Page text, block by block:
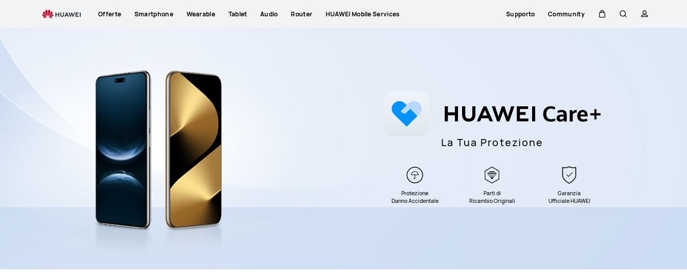
Offerte Smartphone Wearable Tablet Audio Router HUAWEI Mobile Services Supporto Community
La Tua Protezione
Protezione
Danno Accidentale
Parti di
Ricambio Originali
Garanzia
Ufficiale HUAWEI